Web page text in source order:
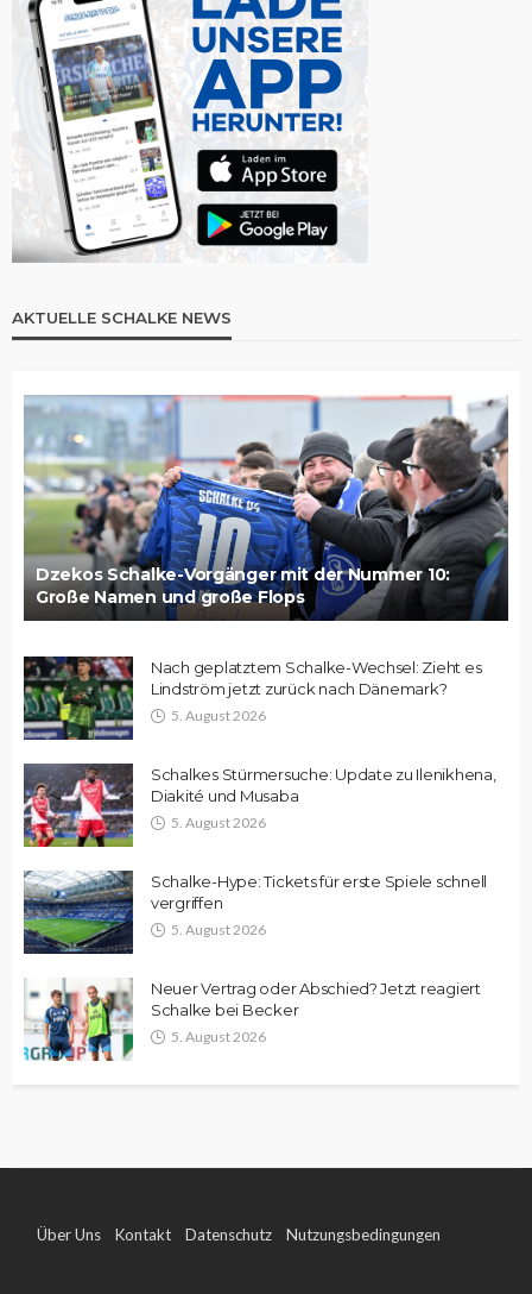
AKTUELLE SCHALKE NEWS
Dzekos Schalke-Vorgänger mit der Nummer 10:
Große Namen und große Flops
Nach geplatztem Schalke-Wechsel: Zieht es
Lindström jetzt zurück nach Dänemark?
5. August 2026
Schalkes Stürmersuche: Update zu Ilenikhena,
Diakité und Musaba
5. August 2026
Schalke-Hype: Tickets für erste Spiele schnell
vergriffen
5. August 2026
Neuer Vertrag oder Abschied? Jetzt reagiert
Schalke bei Becker
5. August 2026
Über Uns Kontakt Datenschutz Nutzungsbedingungen